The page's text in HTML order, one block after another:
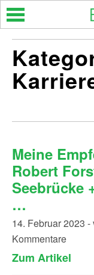
Skip
content
Meine
Robert
Seebrücke
…
14. Februar 2023
Kommentare
Zum Artikel